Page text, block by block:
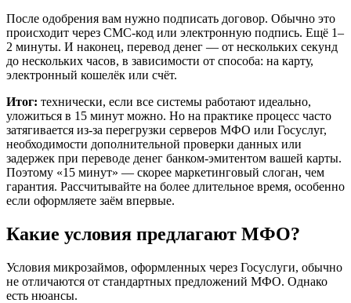
После одобрения вам нужно подписать договор. Обычно это
происходит через СМС-код или электронную подпись. Ещё 1–
2 минуты. И наконец, перевод денег — от нескольких секунд
до нескольких часов, в зависимости от способа: на карту,
электронный кошелёк или счёт.
Итог: технически, если все системы работают идеально,
уложиться в 15 минут можно. Но на практике процесс часто
затягивается из-за перегрузки серверов МФО или Госуслуг,
необходимости дополнительной проверки данных или
задержек при переводе денег банком-эмитентом вашей карты.
Поэтому «15 минут» — скорее маркетинговый слоган, чем
гарантия. Рассчитывайте на более длительное время, особенно
если оформляете заём впервые.
Какие условия предлагают МФО?
Условия микрозаймов, оформленных через Госуслуги, обычно
не отличаются от стандартных предложений МФО. Однако
есть нюансы.